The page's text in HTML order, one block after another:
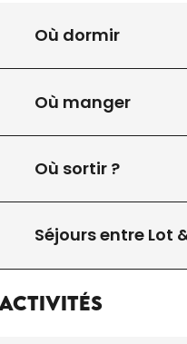
Où dormir
Où manger
Où sortir ?
Séjours entre Lot